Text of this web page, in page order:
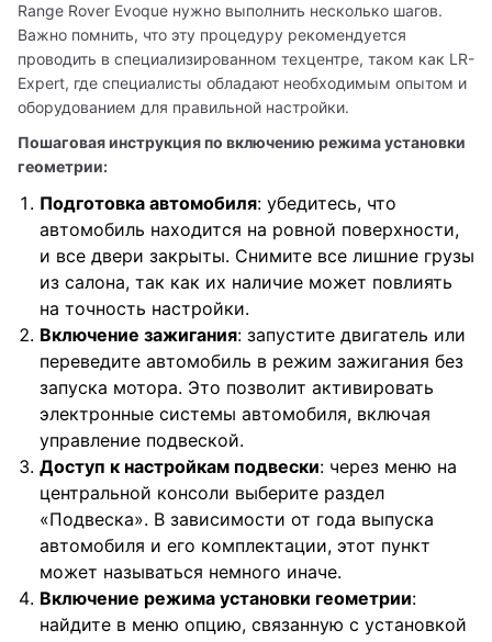
Range Rover Evoque нужно выполнить несколько шагов.
Важно помнить, что эту процедуру рекомендуется
проводить в специализированном техцентре, таком как LR-
Expert, где специалисты обладают необходимым опытом и
оборудованием для правильной настройки.
Пошаговая инструкция по включению режима установки
геометрии:
Подготовка автомобиля: убедитесь, что
автомобиль находится на ровной поверхности,
и все двери закрыты. Снимите все лишние грузы
из салона, так как их наличие может повлиять
на точность настройки.
Включение зажигания: запустите двигатель или
переведите автомобиль в режим зажигания без
запуска мотора. Это позволит активировать
электронные системы автомобиля, включая
управление подвеской.
Доступ к настройкам подвески: через меню на
центральной консоли выберите раздел
«Подвеска». В зависимости от года выпуска
автомобиля и его комплектации, этот пункт
может называться немного иначе.
Включение режима установки геометрии:
найдите в меню опцию, связанную с установкой